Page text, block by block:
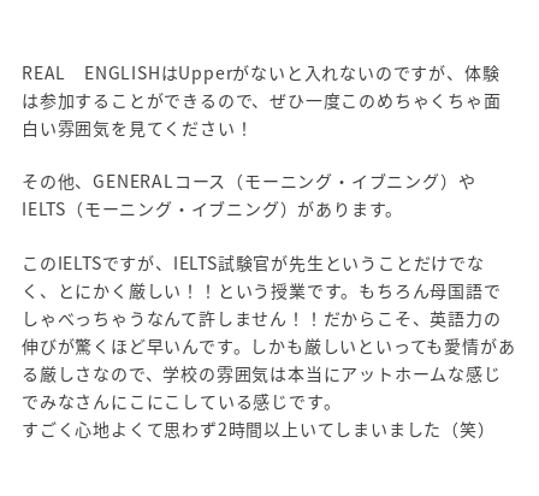
REAL ENGLISHはUpperがないと入れないのですが、体験
は参加することができるので、ぜひ一度このめちゃくちゃ面
白い雰囲気を見てください！
その他、GENERALコース（モーニング・イブニング）や
IELTS（モーニング・イブニング）があります。
このIELTSですが、IELTS試験官が先生ということだけでな
く、とにかく厳しい！！という授業です。もちろん母国語で
しゃべっちゃうなんて許しません！！だからこそ、英語力の
伸びが驚くほど早いんです。しかも厳しいといっても愛情があ
る厳しさなので、学校の雰囲気は本当にアットホームな感じ
でみなさんにこにこしている感じです。
すごく心地よくて思わず2時間以上いてしまいました（笑）